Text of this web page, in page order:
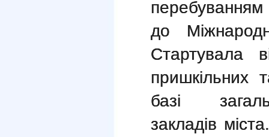
до
Стартувала
пришкільних
базі
закладів